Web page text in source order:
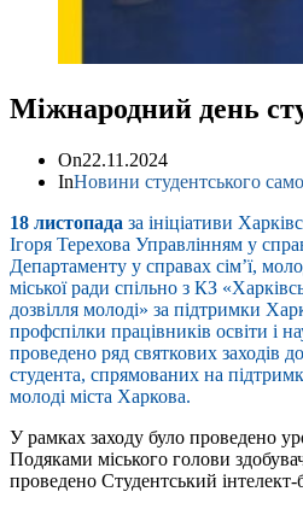
Міжнародний день
On22.11.2024
InНовини студентського
18 листопада за ініціативи
Ігоря Терехова Управлінням у
Департаменту у справах сімʼї,
міської ради спільно з КЗ
дозвілля молоді» за підтримки
профспілки працівників освіти і
проведено ряд святкових заходів
студента, спрямованих на
молоді міста Харкова.
У рамках заходу було проведено
Подяками міського голови
проведено Студентський інтелект-